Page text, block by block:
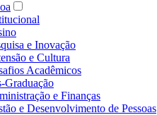
e Inovação
e Cultura
Acadêmicos
Graduação
e Finanças
e Desenvolvimento de Pessoas